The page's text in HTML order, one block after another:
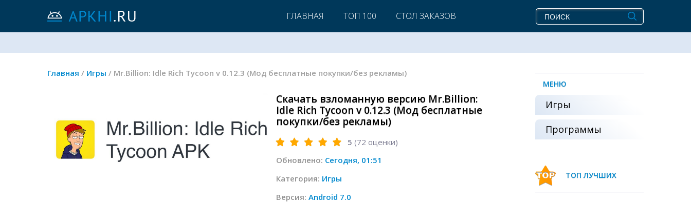
ГЛАВНАЯ ТОП 100 СТОЛ ЗАКАЗОВ
Главная / Игры / Mr.Billion: Idle Rich Tycoon v 0.12.3 (Мод бесплатные покупки/без рекламы)
Скачать взломанную версию Mr.Billion:
Idle Rich Tycoon v 0.12.3 (Мод бесплатные
покупки/без рекламы)
5 (72 оценки)
Обновлено: Сегодня, 01:51
Категория: Игры
Версия: Android 7.0
МЕНЮ
Игры
Программы
ТОП ЛУЧШИХ